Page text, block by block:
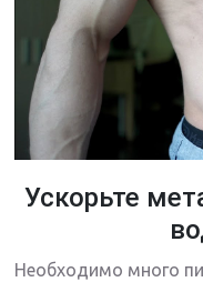
Ускорьте
Необходимо много